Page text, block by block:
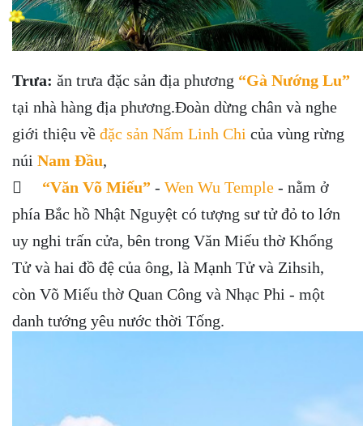
Trưa: ăn trưa đặc sản địa phương “Gà Nướng Lu”
tại nhà hàng địa phương.Đoàn dừng chân và nghe
giới thiệu về đặc sản Nấm Linh Chi của vùng rừng
núi Nam Đầu,
 “Văn Võ Miếu” - Wen Wu Temple - nằm ở
phía Bắc hồ Nhật Nguyệt có tượng sư tử đỏ to lớn
uy nghi trấn cửa, bên trong Văn Miếu thờ Khổng
Tử và hai đồ đệ của ông, là Mạnh Tử và Zihsih,
còn Võ Miếu thờ Quan Công và Nhạc Phi - một
danh tướng yêu nước thời Tống.